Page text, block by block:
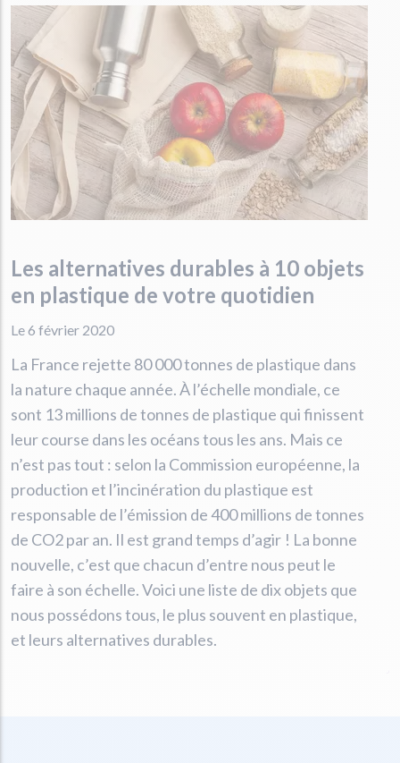
Les alternatives durables à 10 objets
en plastique de votre quotidien
Le 6 février 2020
La France rejette 80 000 tonnes de plastique dans
la nature chaque année. À l’échelle mondiale, ce
sont 13 millions de tonnes de plastique qui finissent
leur course dans les océans tous les ans. Mais ce
n’est pas tout : selon la Commission européenne, la
production et l’incinération du plastique est
responsable de l’émission de 400 millions de tonnes
de CO2 par an. Il est grand temps d’agir ! La bonne
nouvelle, c’est que chacun d’entre nous peut le
faire à son échelle. Voici une liste de dix objets que
nous possédons tous, le plus souvent en plastique,
et leurs alternatives durables.